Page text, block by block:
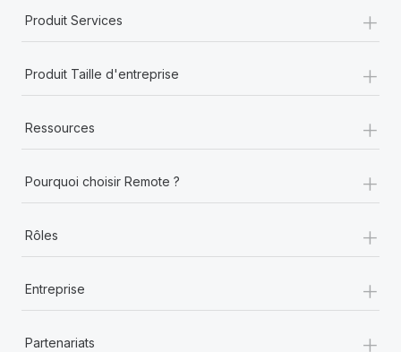
Produit Services +
Produit Taille d'entreprise +
Ressources +
Pourquoi choisir Remote ? +
Rôles +
Entreprise +
Partenariats +